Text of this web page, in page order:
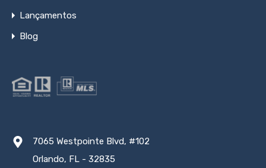
Lançamentos
Blog
7065 Westpointe Blvd, #102
Orlando, FL - 32835